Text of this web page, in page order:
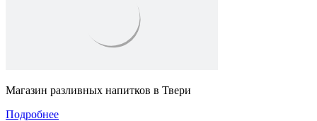
Магазин разливных напитков в Твери
Подробнее